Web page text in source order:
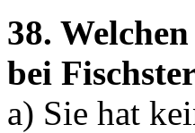
38.
bei
a) Sie hat